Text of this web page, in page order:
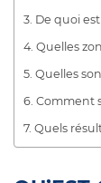
De quoi
Quelles
Quelles
Comment
Quels